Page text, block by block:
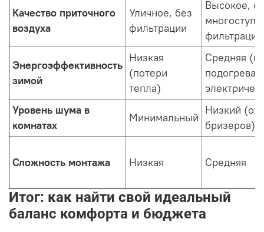
Качество приточного
воздуха
Уличное, без
фильтрации
Высокое, с
Энергоэффективность
зимой
Низкая
(потери
тепла)
Средняя
Уровень шума в
комнатах
Минимальный
Низкий (от
бризеров)
Сложность монтажа Низкая Средняя
Итог: как найти свой идеальный
баланс комфорта и бюджета